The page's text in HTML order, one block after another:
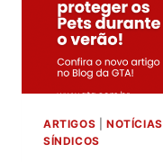
ARTIGOS NOTÍCIAS
SÍNDICOS